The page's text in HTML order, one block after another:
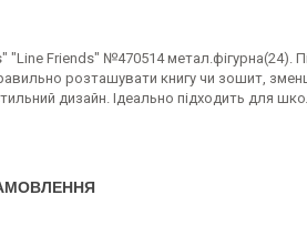
"Line Friends" №470514 метал.фігурна(24).
розташувати книгу чи зошит,
дизайн. Ідеально підходить для